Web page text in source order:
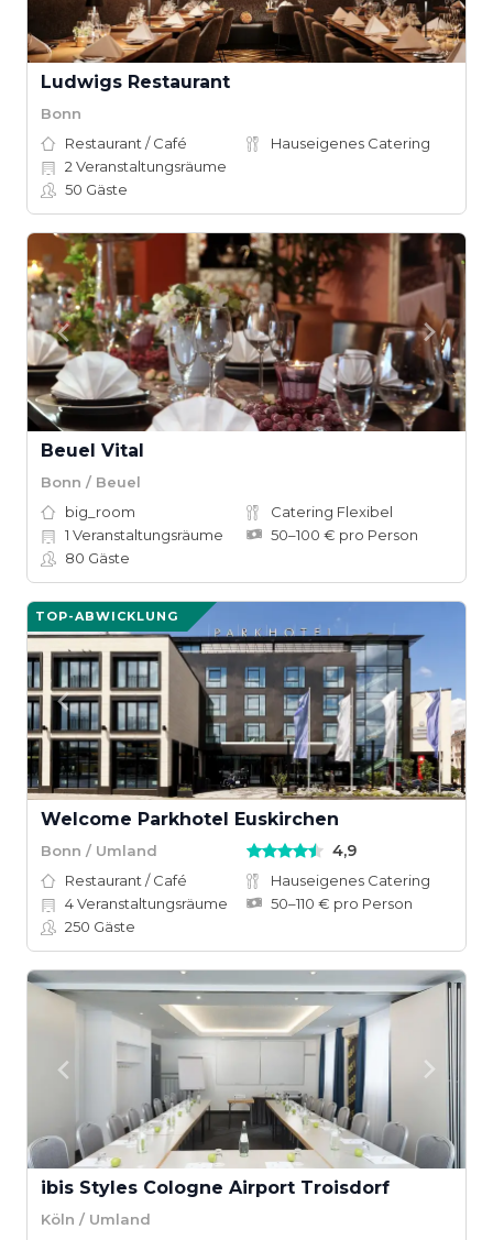
Ludwigs Restaurant
Bonn
Restaurant / Café
Hauseigenes Catering
2 Veranstaltungsräume
50 Gäste
Beuel Vital
Bonn / Beuel
big_room
Catering Flexibel
1 Veranstaltungsräume
50–100 € pro Person
80 Gäste
TOP-ABWICKLUNG
Welcome Parkhotel Euskirchen
Bonn / Umland 4,9
Restaurant / Café
Hauseigenes Catering
4Veranstaltungsräume
50–110 € pro Person
250 Gäste
ibis Styles Cologne Airport Troisdorf
Köln / Umland